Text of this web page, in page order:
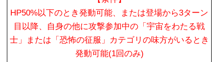
HP50%以下のとき発動可能、または登場から3ターン
目以降、自身の他に攻撃参加中の「宇宙をわたる戦
士」または「恐怖の征服」カテゴリの味方がいるとき
発動可能(1回のみ)